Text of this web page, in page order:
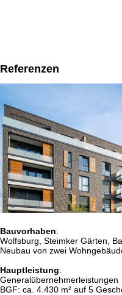
Referenzen
Bauvorhaben:
Wolfsburg, Steimker Gärten,
Neubau von zwei
Hauptleistung:
Generalübernehmerleistungen
BGF: ca. 4.430 m² auf 5